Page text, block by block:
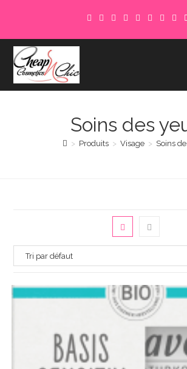
content
Soins des
> Produits > Visage > Soins